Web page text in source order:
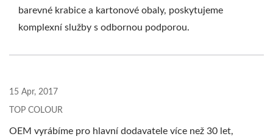
barevné krabice a kartonové obaly, poskytujeme
komplexní služby s odbornou podporou.
15 Apr, 2017
TOP COLOUR
OEM vyrábíme pro hlavní dodavatele více než 30 let,